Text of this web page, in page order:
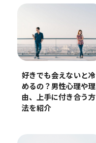
好きでも会えないと冷
めるの？男性心理や理
由、上手に付き合う方
法を紹介